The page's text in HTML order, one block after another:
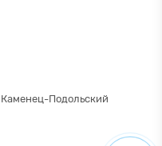
Каменец-Подольский